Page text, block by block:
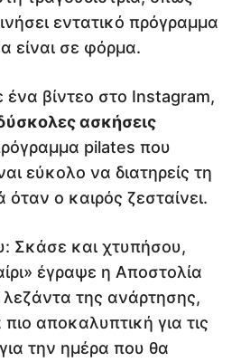
εντατικό πρόγραμμα
είναι σε φόρμα.
βίντεο στο Instagram,
ασκήσεις
pilates που
εύκολο να διατηρείς τη
όταν ο καιρός ζεσταίνει.
Σκάσε και χτυπήσου,
έγραψε η Αποστολία
της ανάρτησης,
αποκαλυπτική για τις
την ημέρα που θα